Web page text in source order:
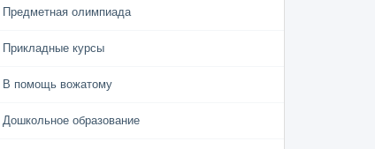
Предметная олимпиада
Прикладные курсы
В помощь вожатому
Дошкольное образование